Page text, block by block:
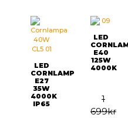
LED
CORNLAMP
E27
35W
4000K
IP65
LED
E40
125W
4000K
1
699kr